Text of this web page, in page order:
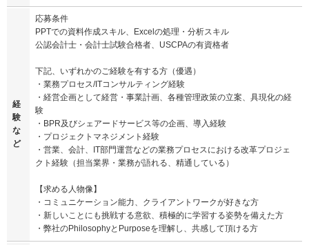
経
験
な
ど
応募条件
PPTでの資料作成スキル、Excelの処理・分析スキル
公認会計士・会計士試験合格者、USCPAの有資格者
下記、いずれかのご経験を有する方（優遇）
・業務プロセス/ITコンサルティング経験
・経営企画として経営・事業計画、各種管理政策の立案、具現化の経
験
・BPR及びシェアードサービス等の企画、導入経験
・プロジェクトマネジメント経験
・営業、会計、IT部門運営などの業務プロセスにおける改革プロジェ
クト経験（担当業界・業務が語れる、精通している）
【求める人物像】
・コミュニケーション能力、クライアントワークが好きな方
・新しいことにも挑戦する意欲、積極的に学習する姿勢を備えた方
・弊社のPhilosophyとPurposeを理解し、共感して頂ける方